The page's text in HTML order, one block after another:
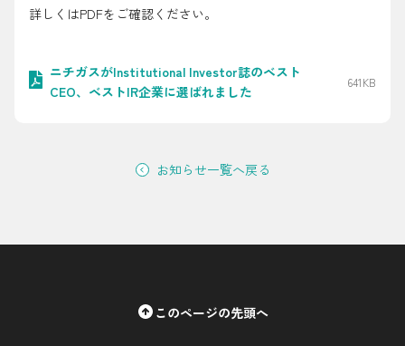
料金
よくある質問
詳しくはPDFをご確認ください。
ニチガスがInstitutional Investor誌のベスト
CEO、ベストIR企業に選ばれました
641KB
お知らせ一覧へ戻る
このページの先頭へ